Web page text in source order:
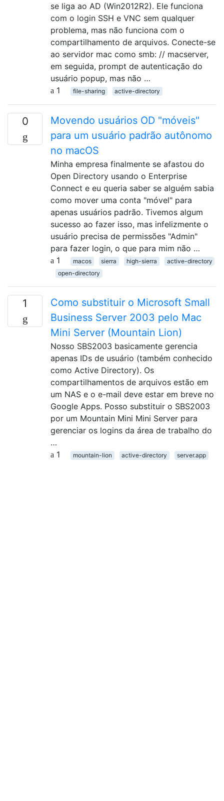
se liga ao AD (Win2012R2). Ele funciona
com o login SSH e VNC sem qualquer
problema, mas não funciona com o
compartilhamento de arquivos. Conecte-se
ao servidor mac como smb: // macserver,
em seguida, prompt de autenticação do
usuário popup, mas não …
1
file-sharing active-directory
0
Movendo usuários OD "móveis"
para um usuário padrão autônomo
no macOS
Minha empresa finalmente se afastou do
Open Directory usando o Enterprise
Connect e eu queria saber se alguém sabia
como mover uma conta "móvel" para
apenas usuários padrão. Tivemos algum
sucesso ao fazer isso, mas infelizmente o
usuário precisa de permissões "Admin"
para fazer login, o que para mim não …
1
macos sierra high-sierra
active-directory
open-directory
1
Como substituir o Microsoft Small
Business Server 2003 pelo Mac
Mini Server (Mountain Lion)
Nosso SBS2003 basicamente gerencia
apenas IDs de usuário (também conhecido
como Active Directory). Os
compartilhamentos de arquivos estão em
um NAS e o e-mail deve estar em breve no
Google Apps. Posso substituir o SBS2003
por um Mountain Mini Mini Server para
gerenciar os logins da área de trabalho do
…
1
mountain-lion active-directory server.app